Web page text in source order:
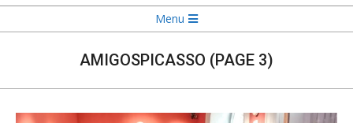
Menu
Menu
AMIGOSPICASSO (PAGE 3)